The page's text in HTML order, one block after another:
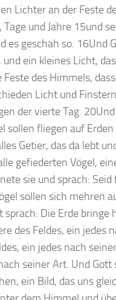
Lichter an der Feste
und Jahre 15und
es geschah so.
und ein kleines Licht,
Feste des Himmels,
Licht und
der vierte Tag.
sollen fliegen auf
Getier, das da lebt
gefiederten Vögel,
sie und sprach:
sollen sich mehren
sprach: Die Erde
des Feldes, ein jedes
ein jedes nach
seiner Art. Und
ein Bild, das uns